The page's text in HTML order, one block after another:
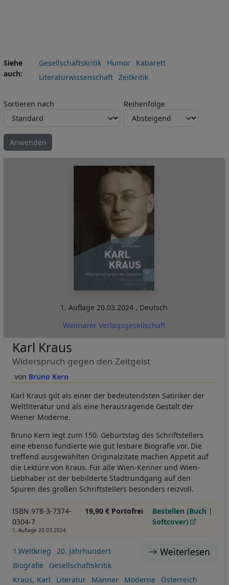
Siehe
auch
Gesellschaftskritik Humor
Kabarett
Literaturwissenschaft Zeitkritik
Sortieren nach Reihenfolge
1. Auflage20.03.2024 , Deutsch
Weimarer Verlagsgesellschaft
Bruno Kern
Karl Kraus
Widerspruch gegen den Zeitgeist
Karl Kraus gilt als einer der bedeutendsten Satiriker der
Weltliteratur und als eine herausragende Gestalt der
Wiener Moderne.
Bruno Kern legt zum 150. Geburtstag des Schriftstellers
eine ebenso fundierte wie gut lesbare Biografie vor. Die
treffend ausgewählten Originalzitate machen Appetit auf
die Lektüre von Kraus. Für alle Wien-Kenner und Wien-
Liebhaber ist der bebilderte Stadtrundgang auf den
Spuren des großen Schriftstellers besonders reizvoll.
ISBN 978-3-7374-
0304-7
1. Auflage 20.03.2024
19,90 € Portofrei
Bestellen (Buch |
Softcover)
Weiterlesen
1.Weltkrieg
20. Jahrhundert
Biografie
Gesellschaftskritik
Kraus, Karl
Literatur Männer Moderne
Österreich